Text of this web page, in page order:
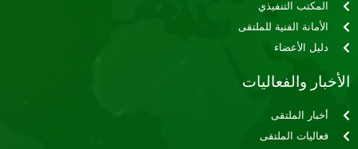
المكتب التنفيذي
الأمانة الفنية للملتقى
دليل الأعضاء
الأخبار والفعاليات
أخبار الملتقى
فعاليات الملتقى